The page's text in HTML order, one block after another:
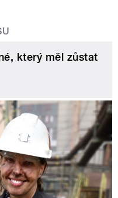
který měl zůstat